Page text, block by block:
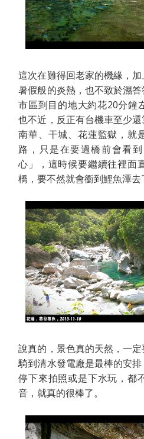
這次在難得回老家的機緣，
暑假般的炎熱，也不致於濕
市區到目的地大約花20分鐘
也不近，反正有台機車至少還
南華、干城、花蓮監獄，就
路，只是在要過橋前會看
心」，這時候要繼續往裡面
橋，要不然就會衝到鯉魚潭去
說真的，景色真的天然，一
騎到清水發電廠是最棒的安
停下來拍照或是下水玩，都
音，就真的很棒了。